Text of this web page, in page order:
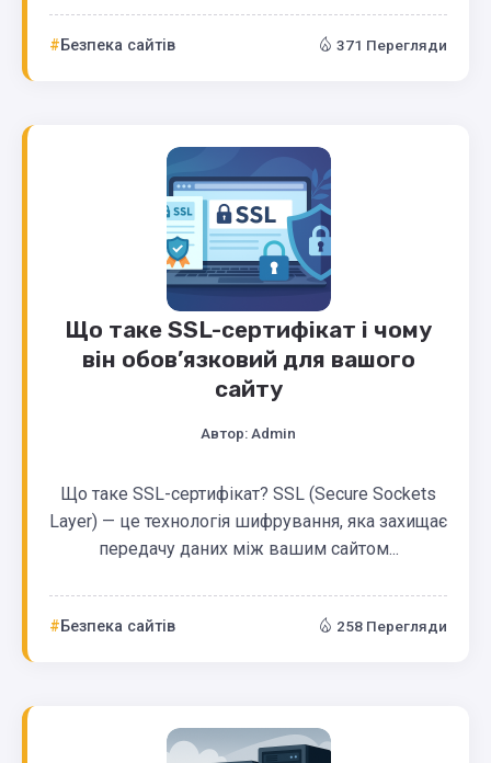
Безпека сайтів 371 Перегляди
Що таке SSL-сертифікат і чому
він обов’язковий для вашого
сайту
Автор:Admin
Що таке SSL-сертифікат? SSL (Secure Sockets
Layer) — це технологія шифрування, яка захищає
передачу даних між вашим сайтом...
Безпека сайтів 258 Перегляди